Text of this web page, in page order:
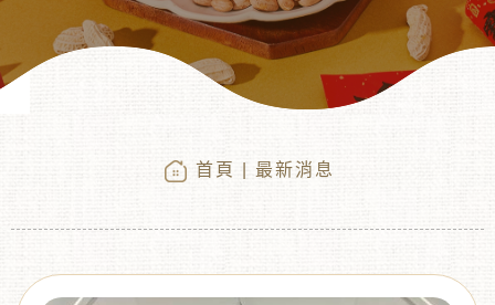
首頁 | 最新消息